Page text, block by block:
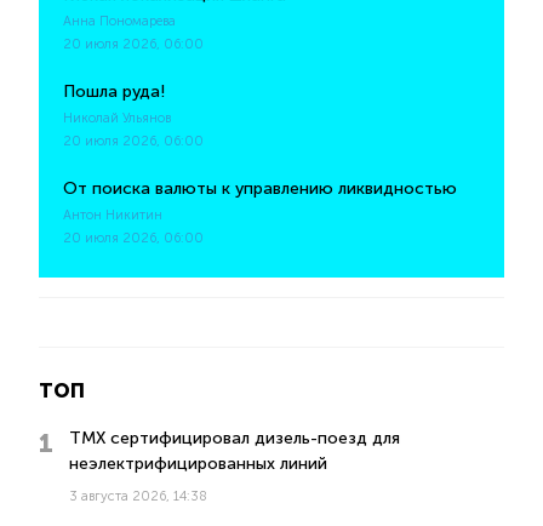
Анна Пономарева
20 июля 2026, 06:00
Пошла руда!
Николай Ульянов
20 июля 2026, 06:00
От поиска валюты к управлению ликвидностью
Антон Никитин
20 июля 2026, 06:00
ТОП
ТМХ сертифицировал дизель-поезд для
неэлектрифицированных линий
3 августа 2026, 14:38